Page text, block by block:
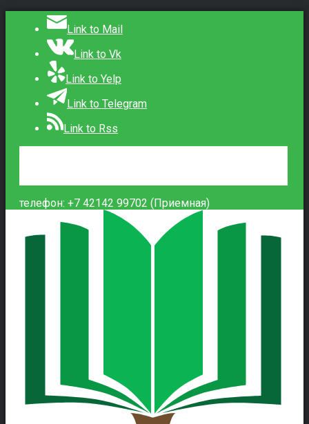
Link to Mail
Link to Vk
Link to Yelp
Link to Telegram
Link to Rss
телефон: +7 42142 99702 (Приемная)